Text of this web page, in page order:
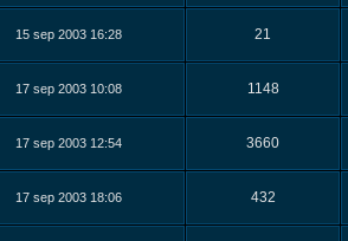
15 sep 2003 16:28 21
17 sep 2003 10:08 1148
17 sep 2003 12:54 3660
17 sep 2003 18:06 432